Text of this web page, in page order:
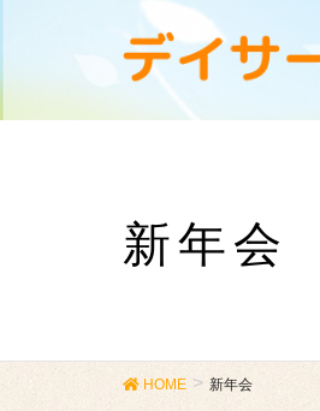
新年会
HOME 新年会